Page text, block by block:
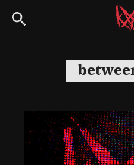
Siirry
suoraan